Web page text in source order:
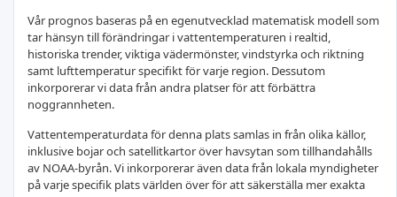
Vår prognos baseras på en egenutvecklad matematisk modell som
tar hänsyn till förändringar i vattentemperaturen i realtid,
historiska trender, viktiga vädermönster, vindstyrka och riktning
samt lufttemperatur specifikt för varje region. Dessutom
inkorporerar vi data från andra platser för att förbättra
noggrannheten.
Vattentemperaturdata för denna plats samlas in från olika källor,
inklusive bojar och satellitkartor över havsytan som tillhandahålls
av NOAA-byrån. Vi inkorporerar även data från lokala myndigheter
på varje specifik plats världen över för att säkerställa mer exakta